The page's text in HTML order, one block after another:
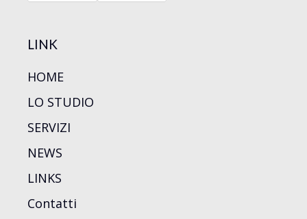
LINK
HOME
LO STUDIO
SERVIZI
NEWS
LINKS
Contatti